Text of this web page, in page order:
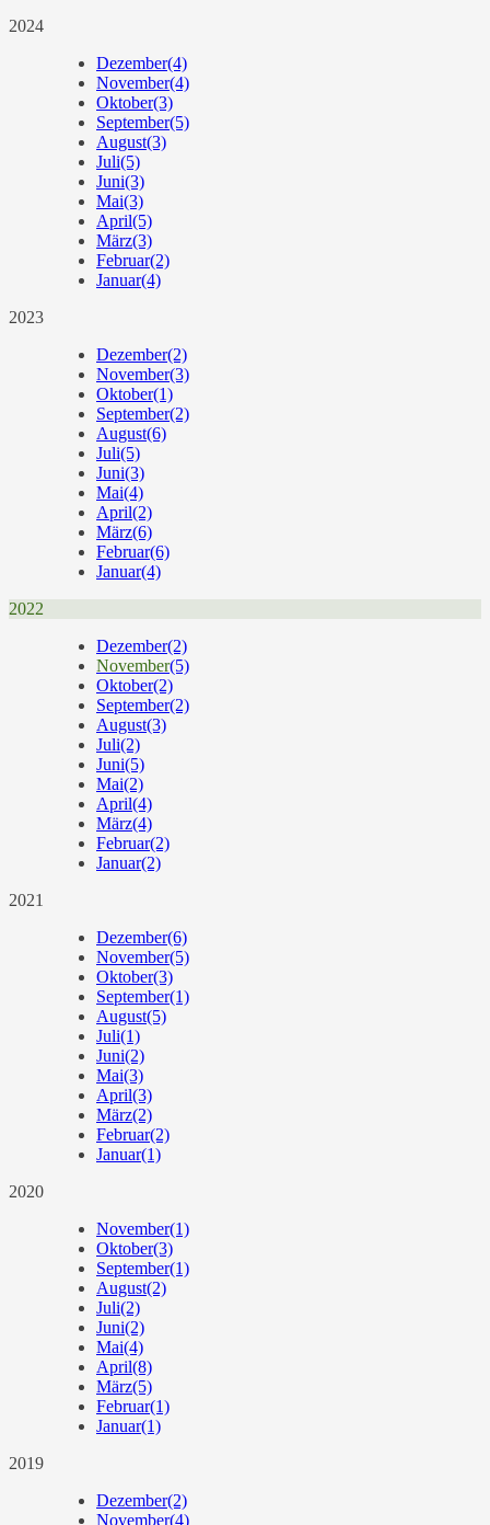
2024
Dezember(4)
November(4)
Oktober(3)
September(5)
August(3)
Juli(5)
Juni(3)
Mai(3)
April(5)
März(3)
Februar(2)
Januar(4)
2023
Dezember(2)
November(3)
Oktober(1)
September(2)
August(6)
Juli(5)
Juni(3)
Mai(4)
April(2)
März(6)
Februar(6)
Januar(4)
2022
Dezember(2)
November(5)
Oktober(2)
September(2)
August(3)
Juli(2)
Juni(5)
Mai(2)
April(4)
März(4)
Februar(2)
Januar(2)
2021
Dezember(6)
November(5)
Oktober(3)
September(1)
August(5)
Juli(1)
Juni(2)
Mai(3)
April(3)
März(2)
Februar(2)
Januar(1)
2020
November(1)
Oktober(3)
September(1)
August(2)
Juli(2)
Juni(2)
Mai(4)
April(8)
März(5)
Februar(1)
Januar(1)
2019
Dezember(2)
November(4)